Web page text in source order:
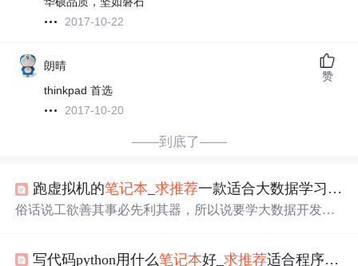
2017-10-22
朗晴
thinkpad 首选
2017-10-20
赞
——到底了——
跑虚拟机的笔记本 _求推荐一款适合大数据学习的
俗话说工欲善其事必先利其器，所以说要学大数据开发首
~16g，外加上外加固态硬盘就可以，基本上现在主流的笔
写代码python用什么笔记本好_求推荐适合程序员用的